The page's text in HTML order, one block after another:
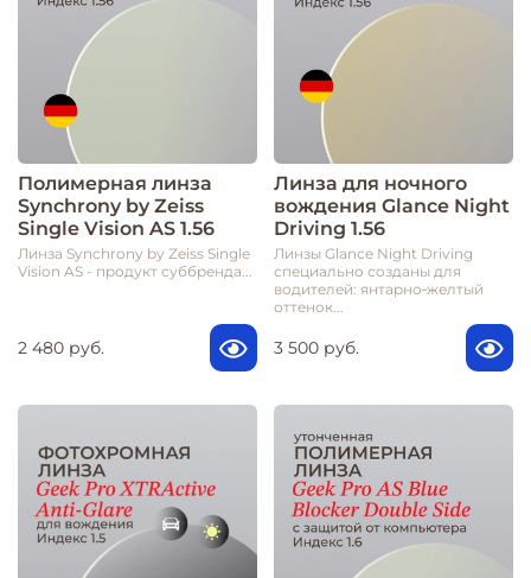
Полимерная линза
Synchrony by Zeiss
Single Vision AS 1.56
Линза Synchrony by Zeiss Single
Vision AS - продукт суббренда...
2 480 руб.
Линза для ночного
вождения Glance Night
Driving 1.56
Линзы Glance Night Driving
специально созданы для
водителей: янтарно‑желтый
оттенок...
3 500 руб.